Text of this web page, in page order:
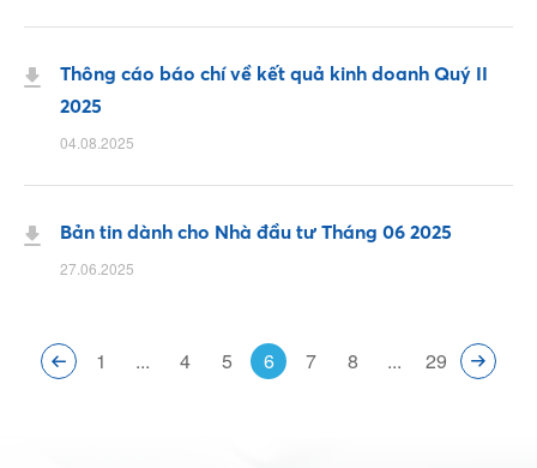
Thông cáo báo chí về kết quả kinh doanh Quý II
2025
04.08.2025
Bản tin dành cho Nhà đầu tư Tháng 06 2025
27.06.2025
1 ... 4 5 6 7 8 ... 29
Youtube
Linkedin